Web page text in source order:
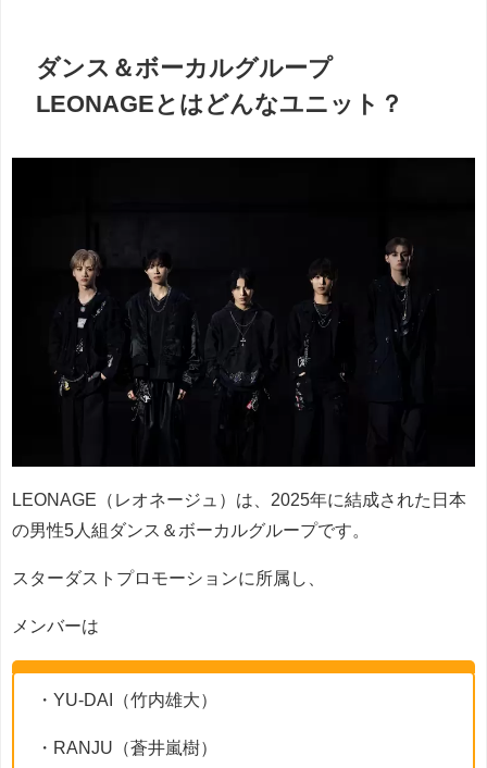
ダンス＆ボーカルグループ
LEONAGEとはどんなユニット？
LEONAGE（レオネージュ）は、2025年に結成された日本
の男性5人組ダンス＆ボーカルグループです。
スターダストプロモーションに所属し、
メンバーは
・YU-DAI（竹内雄大）
・RANJU（蒼井嵐樹）